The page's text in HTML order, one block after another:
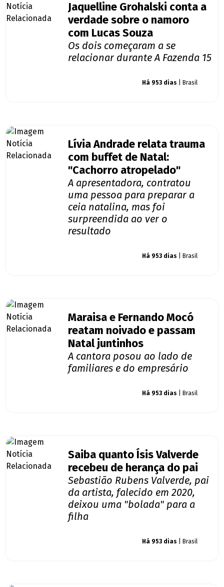
Jaquelline Grohalski conta a
verdade sobre o namoro
com Lucas Souza
Os dois começaram a se
relacionar durante A Fazenda 15
Há 953 dias | Brasil
Lívia Andrade relata trauma
com buffet de Natal:
"Cachorro atropelado"
A apresentadora, contratou
uma pessoa para preparar a
ceia natalina, mas foi
surpreendida ao ver o
resultado
Há 953 dias | Brasil
Maraisa e Fernando Mocó
reatam noivado e passam
Natal juntinhos
A cantora posou ao lado de
familiares e do empresário
Há 953 dias | Brasil
Saiba quanto Ísis Valverde
recebeu de herança do pai
Sebastião Rubens Valverde, pai
da artista, falecido em 2020,
deixou uma "bolada" para a
filha
Há 953 dias | Brasil